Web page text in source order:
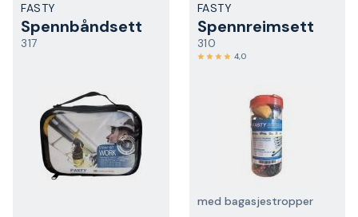
FASTY
Spennbåndsett
317
FASTY
Spennreimsett
310
4,0
med bagasjestropper